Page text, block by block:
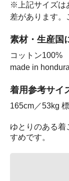
※上記サイズは
差があります。
素材・生産国
コットン100%
made in
着用参考サイ
165cm／53kg
ゆとりのある着
すめです。